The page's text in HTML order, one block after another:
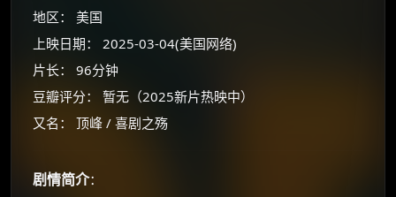
地区： 美国
上映日期： 2025-03-04(美国网络)
片长： 96分钟
豆瓣评分： 暂无（2025新片热映中）
又名： 顶峰 / 喜剧之殇
剧情简介：